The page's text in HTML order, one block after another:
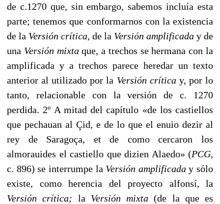
de c.1270 que, sin embargo, sabemos incluía esta
parte; tenemos que conformarnos con la existencia
de la Versión crítica, de la Versión amplificada y de
una Versión mixtaque, a trechos se hermana con la
amplificada y a trechos parece heredar un texto
anterior al utilizado por la Versión crítica y, por lo
tanto, relacionable con la versión de c. 1270
perdida. 2º A mitad del capítulo «de los castiellos
que pechauan al Çid, e de lo que el enuio dezir al
rey de Saragoça, et de como cercaron los
almorauides el castiello que dizien Alaedo» (PCG,
c. 896) se interrumpe la Versión amplificaday sólo
existe, como herencia del proyecto alfonsí, la
Versión crítica; la Versión mixta(de la que es